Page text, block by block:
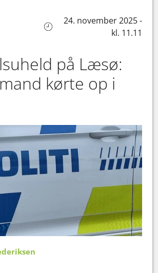
24. november 2025 -
kl. 11.11
på Læsø:
kørte op i